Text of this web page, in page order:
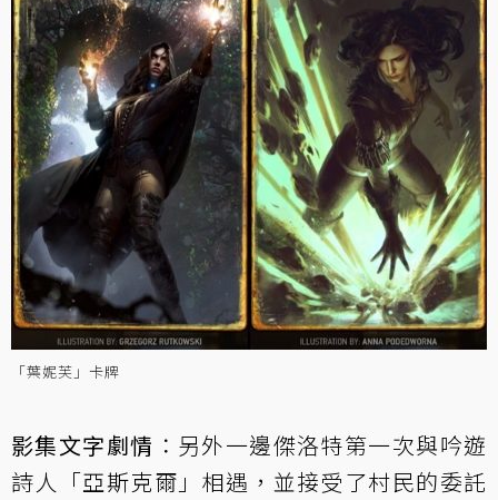
「葉妮芙」卡牌
影集文字劇情 ：另外一邊傑洛特第一次與吟遊
詩人「亞斯克爾」相遇，並接受了村民的委託